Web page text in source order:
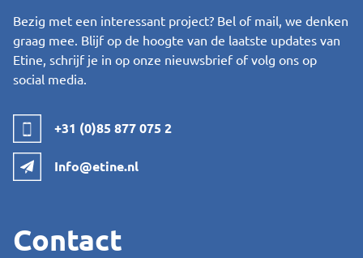
Bezig met een interessant project? Bel of mail, we denken
graag mee. Blijf op de hoogte van de laatste updates van
Etine, schrijf je in op onze nieuwsbrief of volg ons op
social media.
+31 (0)85 877 075 2
Info@etine.nl
Contact